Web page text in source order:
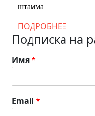
вируса
штамма
ПОДРОБНЕЕ
Подписка на
Имя*
Email *